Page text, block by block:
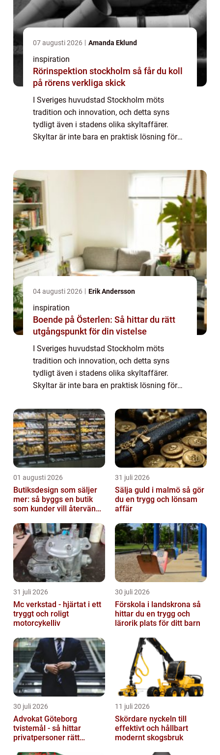
07 augusti 2026 Amanda Eklund
inspiration
Rörinspektion stockholm så får du koll
på rörens verkliga skick
I Sveriges huvudstad Stockholm möts
tradition och innovation, och detta syns
tydligt även i stadens olika skyltaffärer.
Skyltar är inte bara en praktisk lösning för
04 augusti 2026 Erik Andersson
inspiration
Boende på Österlen: Så hittar du rätt
utgångspunkt för din vistelse
I Sveriges huvudstad Stockholm möts
tradition och innovation, och detta syns
tydligt även i stadens olika skyltaffärer.
Skyltar är inte bara en praktisk lösning för
ocks&a...
01 augusti 2026
Butiksdesign som säljer
mer: så byggs en butik
som kunder vill återvända
31 juli 2026
Sälja guld i malmö så gör
du en trygg och lönsam
affär
31 juli 2026
Mc verkstad - hjärtat i ett
tryggt och roligt
motorcykelliv
30 juli 2026
Förskola i landskrona så
hittar du en trygg och
lärorik plats för ditt barn
30 juli 2026
Advokat Göteborg
tvistemål - så hittar
privatpersoner rätt
11 juli 2026
Skördare nyckeln till
effektivt och hållbart
modernt skogsbruk